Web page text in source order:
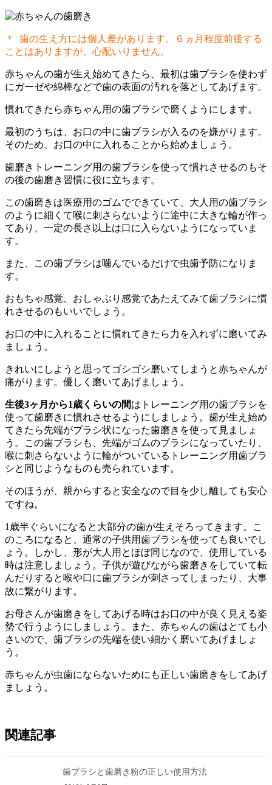
＊ 歯の生え方には個人差があります。６ヵ月程度前後する
ことはありますが、心配いりません。
赤ちゃんの歯が生え始めてきたら、最初は歯ブラシを使わず
にガーゼや綿棒などで歯の表面の汚れを落としてあげます。
慣れてきたら赤ちゃん用の歯ブラシで磨くようにします。
最初のうちは、お口の中に歯ブラシが入るのを嫌がります。
そのため、お口の中に入れることから始めましょう。
歯磨きトレーニング用の歯ブラシを使って慣れさせるのもそ
の後の歯磨き習慣に役に立ちます。
この歯磨きは医療用のゴムでできていて、大人用の歯ブラシ
のように細くて喉に刺さらないように途中に大きな輪が作っ
てあり、一定の長さ以上は口に入らないようになっていま
す。
また、この歯ブラシは噛んでいるだけで虫歯予防になりま
す。
おもちゃ感覚、おしゃぶり感覚であたえてみて歯ブラシに慣
れさせるのもいいでしょう。
お口の中に入れることに慣れてきたら力を入れずに磨いてみ
ましょう。
きれいにしようと思ってゴシゴシ磨いてしまうと赤ちゃんが
痛がります。優しく磨いてあげましょう。
生後3ヶ月から1歳くらいの間はトレーニング用の歯ブラシを
使って歯磨きに慣れさせるようにしましょう。歯が生え始め
てきたら先端がブラシ状になった歯磨きを使って見ましょ
う。この歯ブラシも、先端がゴムのブラシになっていたり、
喉に刺さらないように輪がついているトレーニング用歯ブラ
シと同じようなものも売られています。
そのほうが、親からすると安全なので目を少し離しても安心
ですね。
1歳半ぐらいになると大部分の歯が生えそろってきます。こ
のころになると、通常の子供用歯ブラシを使っても良いでし
ょう。しかし、形が大人用とほぼ同じなので、使用している
時は注意しましょう。子供が遊びながら歯磨きをしていて転
んだりすると喉や口に歯ブラシが刺さってしまったり、大事
故に繋がります。
お母さんが歯磨きをしてあげる時はお口の中が良く見える姿
勢で行うようにしましょう。また、赤ちゃんの歯はとても小
さいので、歯ブラシの先端を使い細かく磨いてあげましょ
う。
赤ちゃんが虫歯にならないためにも正しい歯磨きをしてあげ
ましょう。
関連記事
歯ブラシと歯磨き粉の正しい使用方法